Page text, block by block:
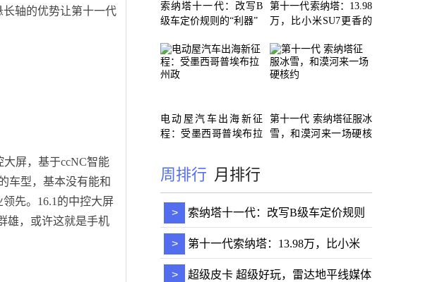
长轴的优势让第十一代
屏，基于ccNC智能
车型，基本没有能和
先。16.1的中控大屏
雄，或许这就是手机
索纳塔十一代：改写B
级车定价规则的“利器”
第十一代索纳塔：13.98
万，比小米SU7更香的
电动屋汽车出海新征
程：受墨西哥普埃布拉
第十一代 索纳塔征服冰
雪，和漠河来一场硬核
周排行 月排行
> 索纳塔十一代：改写B级车定价规则
的“利器”
> 第十一代索纳塔：13.98万，比小米
SU7更香的经济实
> 超级皮卡 超级好玩，雷达地平线媒体